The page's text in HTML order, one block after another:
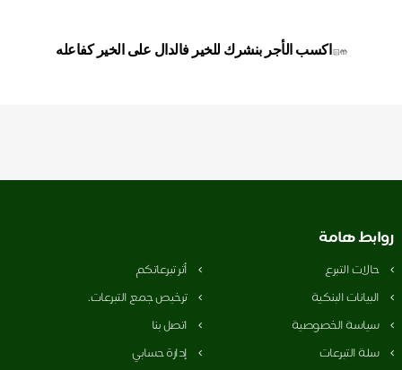
🤲🏻 اكسب الأجر بنشرك للخير فالدال على الخير كفاعله
روابط هامة
حالات التبرع
أثر تبرعاتكم
البيانات البنكية
ترخيص جمع التبرعات.
سياسة الخصوصية
اتصل بنا
سلة التبرعات
إدارة حسابي